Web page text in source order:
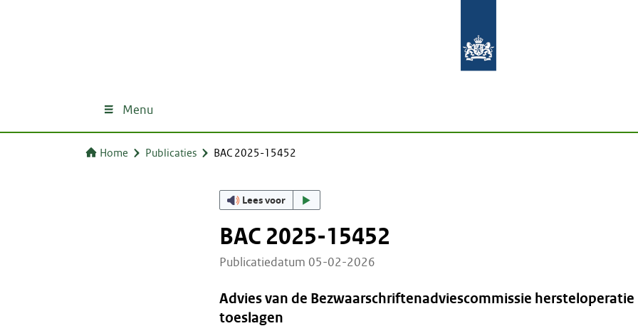
Menu
Home Publicaties BAC 2025-15452
Lees voor
BAC 2025-15452
Publicatiedatum 05-02-2026
Advies van de Bezwaarschriftenadviescommissie hersteloperatie
toeslagen